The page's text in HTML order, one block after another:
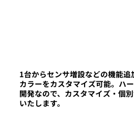
1台からセンサ増設などの機能追
カラーをカスタマイズ可能。ハ
開発なので、カスタマイズ・個
いたします。